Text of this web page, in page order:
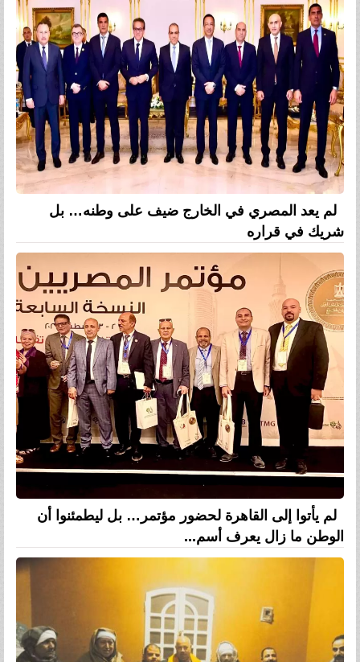
لم يعد المصري في الخارج ضيف على وطنه… بل
شريك في قراره
لم يأتوا إلى القاهرة لحضور مؤتمر… بل ليطمئنوا أن
الوطن ما زال يعرف أسم...